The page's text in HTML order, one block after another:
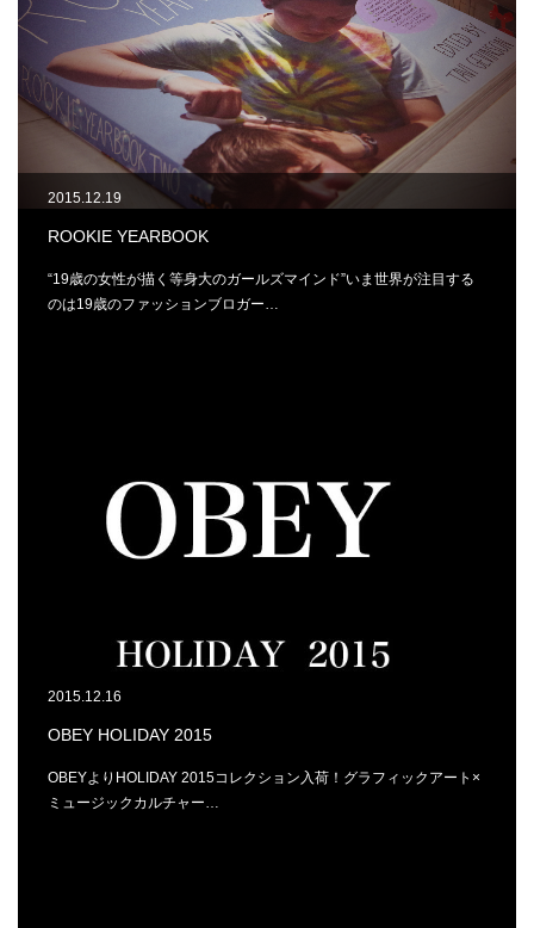
2015.12.19
ROOKIE YEARBOOK
“19歳の女性が描く等身大のガールズマインド”いま世界が注目する
のは19歳のファッションブロガー…
2015.12.16
OBEY HOLIDAY 2015
OBEYよりHOLIDAY 2015コレクション入荷！グラフィックアート×
ミュージックカルチャー…